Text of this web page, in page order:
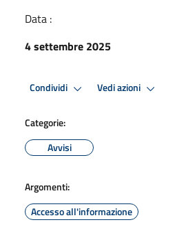
Data :
4 settembre 2025
Condividi Vedi azioni
Categorie:
Avvisi
Argomenti:
Accesso all'informazione